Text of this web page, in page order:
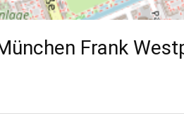
Frank